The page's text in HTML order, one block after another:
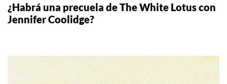
¿Habrá una precuela de The White Lotus con
Jennifer Coolidge?